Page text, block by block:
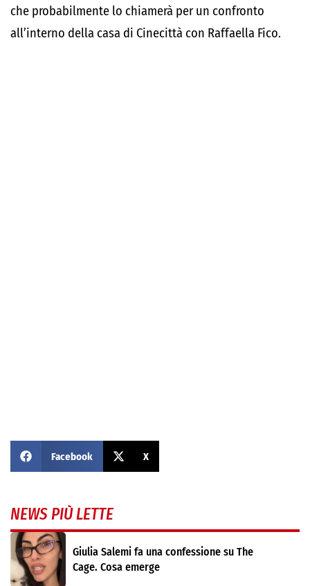
che probabilmente lo chiamerà per un confronto
all’interno della casa di Cinecittà con Raffaella Fico.
Facebook X
NEWS PIÙ LETTE
Giulia Salemi fa una confessione su The
Cage. Cosa emerge